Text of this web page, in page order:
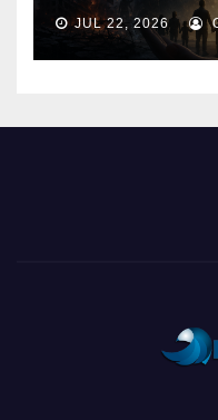
JUL 22, 2026